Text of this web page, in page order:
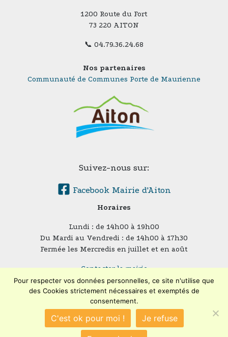
1200 Route du Fort
73 220 AITON
📞 04.79.36.24.68
Nos partenaires
Communauté de Communes Porte de Maurienne
Suivez-nous sur:
Facebook Mairie d'Aiton
Horaires
Lundi : de 14h00 à 19h00
Du Mardi au Vendredi : de 14h00 à 17h30
Fermée les Mercredis en juillet et en août
Contacter la mairie
Plan du site
Mentions légales
Confidentialité
Accessibilité (en cours)
Pour respecter vos données personnelles, ce site n'utilise que
des Cookies strictement nécessaires et exemptés de
consentement.
C'est ok pour moi ! Je refuse